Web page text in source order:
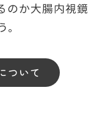
のか大腸内視鏡
ついて